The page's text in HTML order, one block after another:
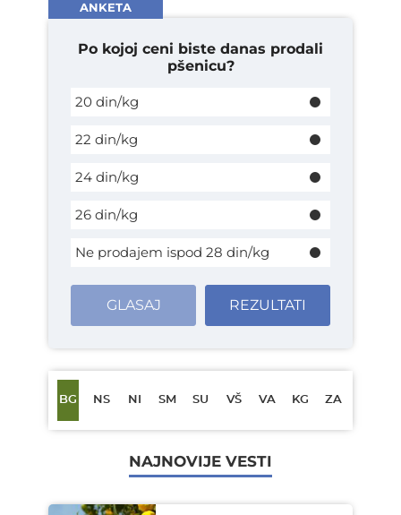
ANKETA
Po kojoj ceni biste danas prodali
pšenicu?
20 din/kg
22 din/kg
24 din/kg
26 din/kg
Ne prodajem ispod 28 din/kg
GLASAJ REZULTATI
BG NS NI SM SU VŠ VA KG ZA
NAJNOVIJE VESTI